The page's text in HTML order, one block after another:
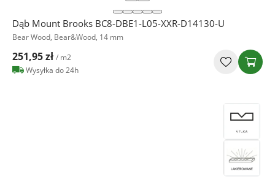
Dąb Mount Brooks BC8-DBE1-L05-XXR-D14130-U
Bear Wood, Bear&Wood, 14 mm
251,95 zł / m2
Wysyłka do 24h